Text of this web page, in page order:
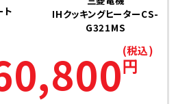
ト
IHクッキングヒーターCS-
G321MS
円
(税込)